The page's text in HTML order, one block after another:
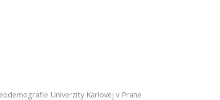
Univerzity Karlovej v Prahe